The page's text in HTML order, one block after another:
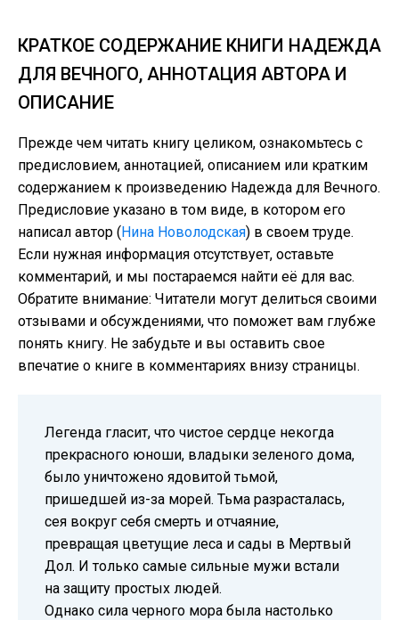
КРАТКОЕ СОДЕРЖАНИЕ КНИГИ НАДЕЖДА
ДЛЯ ВЕЧНОГО, АННОТАЦИЯ АВТОРА И
ОПИСАНИЕ
Прежде чем читать книгу целиком, ознакомьтесь с
предисловием, аннотацией, описанием или кратким
содержанием к произведению Надежда для Вечного.
Предисловие указано в том виде, в котором его
написал автор (Нина Новолодская) в своем труде.
Если нужная информация отсутствует, оставьте
комментарий, и мы постараемся найти её для вас.
Обратите внимание: Читатели могут делиться своими
отзывами и обсуждениями, что поможет вам глубже
понять книгу. Не забудьте и вы оставить свое
впечатие о книге в комментариях внизу страницы.
Легенда гласит, что чистое сердце некогда
прекрасного юноши, владыки зеленого дома,
было уничтожено ядовитой тьмой,
пришедшей из-за морей. Тьма разрасталась,
сея вокруг себя смерть и отчаяние,
превращая цветущие леса и сады в Мертвый
Дол. И только самые сильные мужи встали
на защиту простых людей.
Однако сила черного мора была настолько